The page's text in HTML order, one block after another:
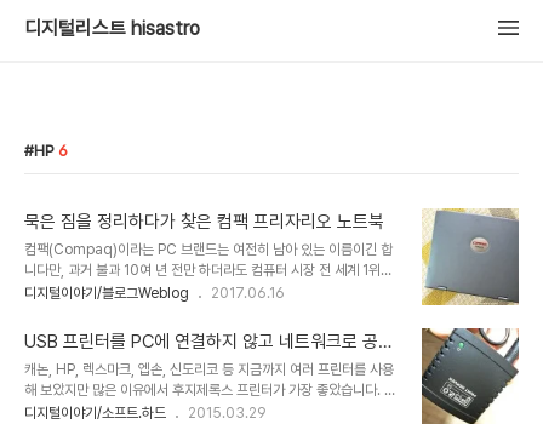
디지털리스트 hisastro
HP 6
묵은 짐을 정리하다가 찾은 컴팩 프리자리오 노트북
컴팩(Compaq)이라는 PC 브랜드는 여전히 남아 있는 이름이긴 합
니다만, 과거 불과 10여 년 전만 하더라도 컴퓨터 시장 전 세계 1위였
던 기업의 이름이었다는 건 얼마나 기억할지 모르겠습니다. 갑자기 10
묵은 짐들을 정리하다가 예전 사용하던 노트북 하나를 발견했기 때문
입니다. 시간이 빠르다는 건 아이들 커 온 모습을 생각하면서도 언제나
느끼는 거지만 이렇게 어떤 물건을 대하며 10년 그 이상의 시간도 금
방이라는 사실을 다시금 확인합니다. 제가 컴팩을 접했던 건 인지도 면
에서 컴퓨터 브랜드 중 가장 유명하면서 좋은 제품으로 이미 정평이 나
디지털이야기/블로그Weblog 2017.06.16
USB 프린터를 PC에 연결하지 않고 네트워크로 공유
하기
캐논, HP, 렉스마크, 엡손, 신도리코 등 지금까지 여러 프린터를 사용
해 보았지만 많은 이유에서 후지제록스 프린터가 가장 좋았습니다. 우
선 저렴한 가격에 빠지지 않는 기능과 성능으로 인쇄 품질 무난하고,
디지털이야기/소프트.하드 2015.03.29